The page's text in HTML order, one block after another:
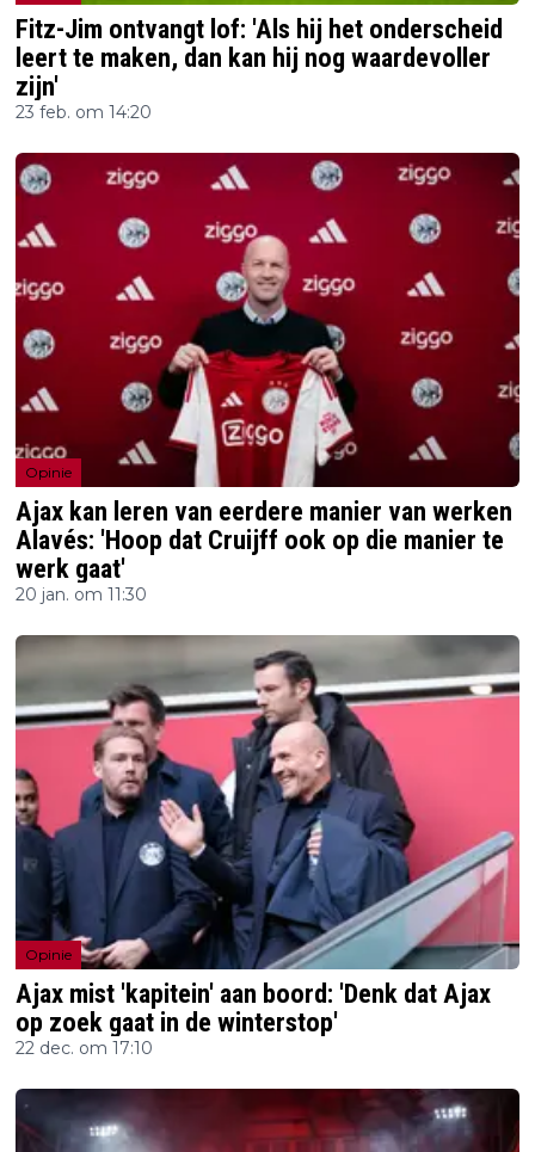
Fitz-Jim ontvangt lof: 'Als hij het onderscheid
leert te maken, dan kan hij nog waardevoller
zijn'
23 feb. om 14:20
Opinie
Ajax kan leren van eerdere manier van werken
Alavés: 'Hoop dat Cruijff ook op die manier te
werk gaat'
20 jan. om 11:30
Opinie
Ajax mist 'kapitein' aan boord: 'Denk dat Ajax
op zoek gaat in de winterstop'
22 dec. om 17:10